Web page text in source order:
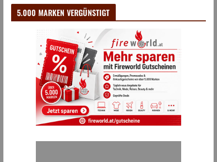
5.000 MARKEN VERGÜNSTIGT